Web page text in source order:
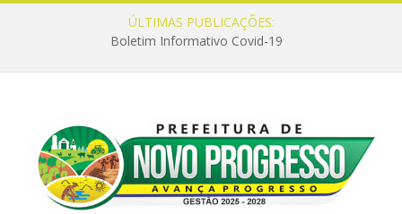
ÚLTIMAS PUBLICAÇÕES:
Boletim Informativo Covid-19